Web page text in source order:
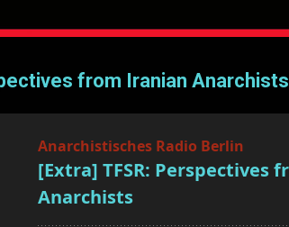
from Iranian Anarchists